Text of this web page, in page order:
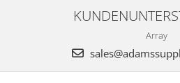
Array